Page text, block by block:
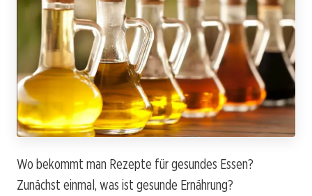
Wo bekommt man Rezepte für gesundes Essen?
Zunächst einmal, was ist gesunde Ernährung?